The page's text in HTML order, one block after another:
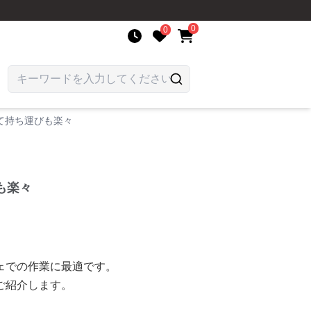
0 0
持ち運びも楽々
楽々
の作業に最適です。
介します。